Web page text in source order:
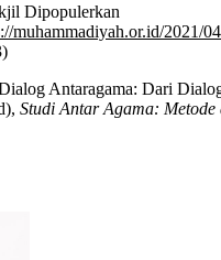
Dipopulerkan
muhammadiyah.or.id/2021/
Antaragama: Dari
Studi Antar Agama: Metode